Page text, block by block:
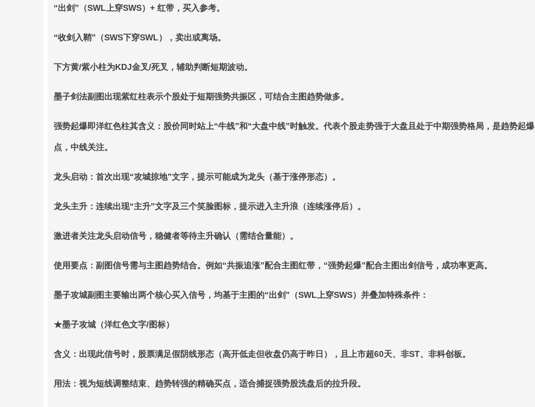
“出剑”（SWL上穿SWS）+ 红带，买入参考。
“收剑入鞘”（SWS下穿SWL），卖出或离场。
下方黄/紫小柱为KDJ金叉/死叉，辅助判断短期波动。
墨子剑法副图出现紫红柱表示个股处于短期强势共振区，可结合主图趋势做多。
强势起爆即洋红色柱其含义：股价同时站上“牛线”和“大盘中线”时触发。代表个股走势强于大盘且处于中期强势格局，是趋势起爆
点，中线关注。
龙头启动：首次出现“攻城掠地”文字，提示可能成为龙头（基于涨停形态）。
龙头主升：连续出现“主升”文字及三个笑脸图标，提示进入主升浪（连续涨停后）。
激进者关注龙头启动信号，稳健者等待主升确认（需结合量能）。
使用要点：副图信号需与主图趋势结合。例如“共振追涨”配合主图红带，“强势起爆”配合主图出剑信号，成功率更高。
墨子攻城副图主要输出两个核心买入信号，均基于主图的“出剑”（SWL上穿SWS）并叠加特殊条件：
★墨子攻城（洋红色文字/图标）
含义：出现此信号时，股票满足假阴线形态（高开低走但收盘仍高于昨日），且上市超60天、非ST、非科创板。
用法：视为短线调整结束、趋势转强的精确买点，适合捕捉强势股洗盘后的拉升段。